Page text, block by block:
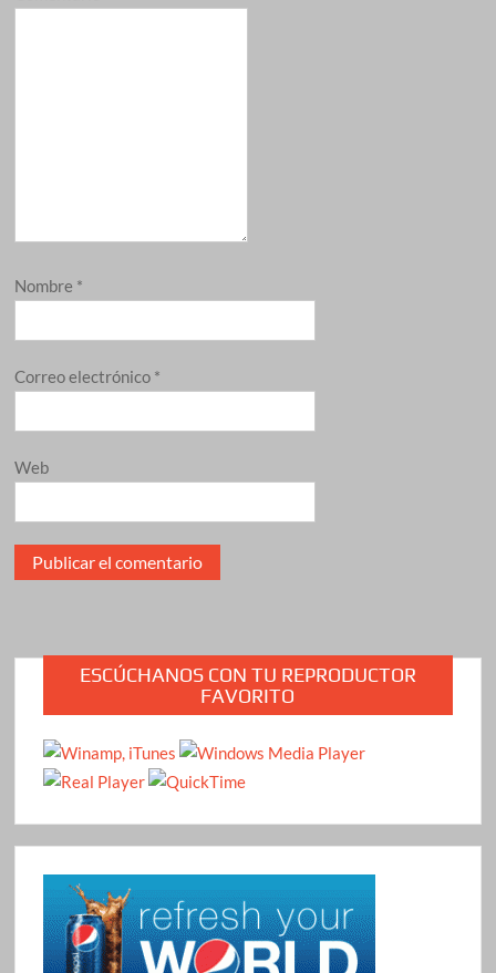
Nombre *
Correo electrónico *
Web
ESCÚCHANOS CON TU REPRODUCTOR
FAVORITO